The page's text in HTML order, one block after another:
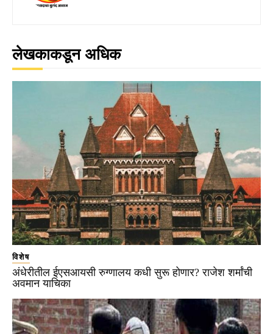
लेखकाकडून अधिक
विशेष
अंधेरीतील ईएसआयसी रुग्णालय कधी सुरू होणार? राजेश शर्मांची
अवमान याचिका